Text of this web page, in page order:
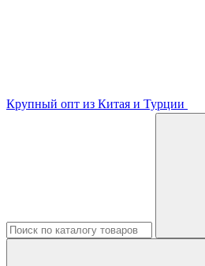
Крупный опт из Китая и Турции